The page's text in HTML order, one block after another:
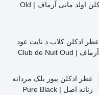
عطر ادکلن اولد مانی آرماف | Old
عطر ادکلن کلاب د نایت عود
آرماف | Club de Nuit Oud
عطر ادکلن پیور بلک مردانه
زنانه اصل | Pure Black